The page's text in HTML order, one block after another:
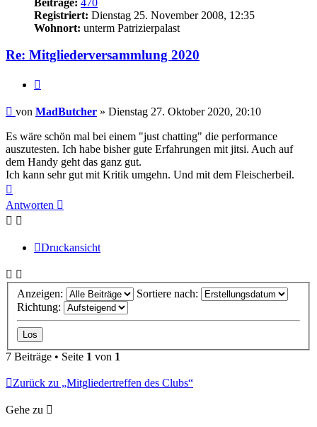
Registriert: Dienstag 25. November 2008, 12:35
Wohnort: unterm Patrizierpalast
Re: Mitgliederversammlung 2020
Beitrag
von MadButcher » Dienstag 27. Oktober 2020, 20:10
Es wäre schön mal bei einem "just chatting" die performance
auszutesten. Ich habe bisher gute Erfahrungen mit jitsi. Auch auf
dem Handy geht das ganz gut.
Ich kann sehr gut mit Kritik umgehn. Und mit dem Fleischerbeil.
oben
Antworten
Druckansicht
Anzeigen:
Sortiere nach:
Richtung:
7 Beiträge • Seite 1 von 1
Zurück zu „Mitgliedertreffen des Clubs“
Gehe zu